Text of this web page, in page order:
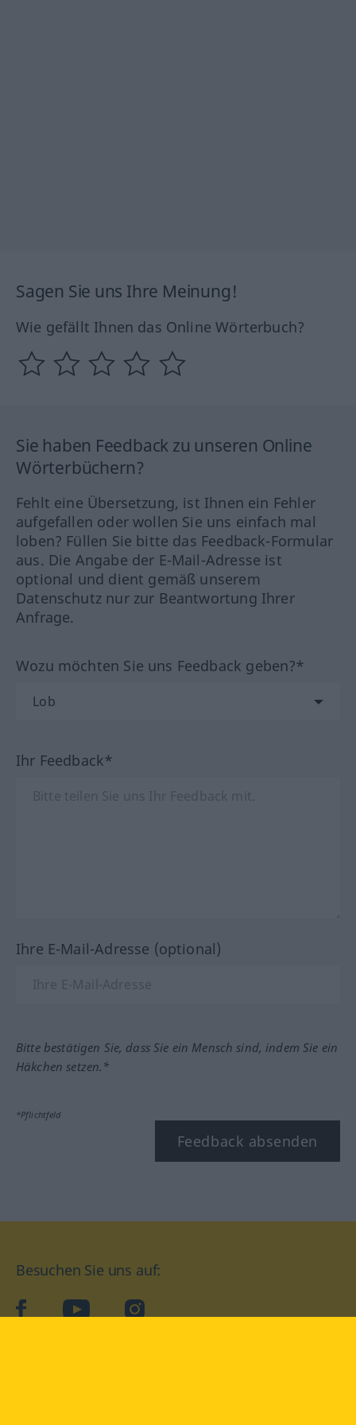
Sagen Sie uns Ihre Meinung!
Wie gefällt Ihnen das Online Wörterbuch?
Sie haben Feedback zu unseren Online
Wörterbüchern?
Fehlt eine Übersetzung, ist Ihnen ein Fehler
aufgefallen oder wollen Sie uns einfach mal
loben? Füllen Sie bitte das Feedback-Formular
aus. Die Angabe der E-Mail-Adresse ist
optional und dient gemäß unserem
Datenschutz nur zur Beantwortung Ihrer
Anfrage.
Wozu möchten Sie uns Feedback geben?*
Ihr Feedback*
Ihre E-Mail-Adresse (optional)
Bitte bestätigen Sie, dass Sie ein Mensch sind, indem Sie ein
Häkchen setzen.*
*Pflichtfeld
Feedback absenden
Besuchen Sie uns auf:
facebookYouTube Instagram